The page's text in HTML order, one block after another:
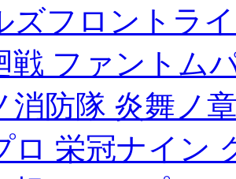
ズフロントラ
戦 ファントム
消防隊 炎舞ノ
ロ 栄冠ナイン